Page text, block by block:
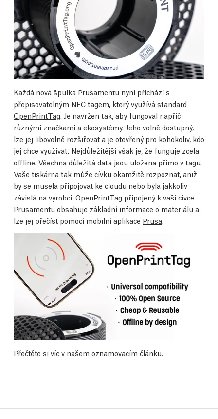
Každá nová špulka Prusamentu nyní přichází s
přepisovatelným NFC tagem, který využívá standard
OpenPrintTag . Je navržen tak, aby fungoval napříč
různými značkami a ekosystémy. Jeho volně dostupný,
lze jej libovolně rozšiřovat a je otevřený pro kohokoliv, kdo
jej chce využívat. Nejdůležitější však je, že funguje zcela
offline. Všechna důležitá data jsou uložena přímo v tagu.
Vaše tiskárna tak může cívku okamžitě rozpoznat, aniž
by se musela připojovat ke cloudu nebo byla jakkoliv
závislá na výrobci. OpenPrintTag připojený k vaší cívce
Prusamentu obsahuje základní informace o materiálu a
lze jej přečíst pomocí mobilní aplikace Prusa
Přečtěte si víc v našem oznamovacím článku